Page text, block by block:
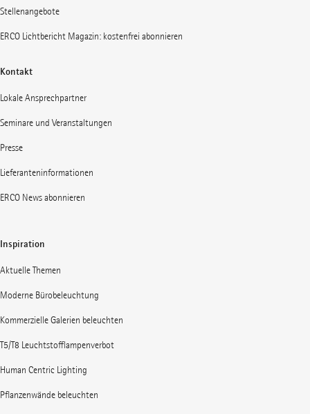
Stellenangebote
ERCO Lichtbericht Magazin: kostenfrei abonnieren
Kontakt
Lokale Ansprechpartner
Seminare und Veranstaltungen
Presse
Lieferanteninformationen
ERCO News abonnieren
Inspiration
Aktuelle Themen
Moderne Bürobeleuchtung
Kommerzielle Galerien beleuchten
T5/T8 Leuchtstofflampenverbot
Human Centric Lighting
Pflanzenwände beleuchten